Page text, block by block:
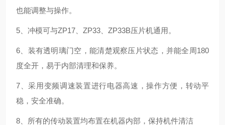
也能调整与操作。
5、冲模可与ZP17、ZP33、ZP33B压片机通用。
6、装有透明璃门空，能清楚观察压片状态，并能全周180
度全开，易于内部清理和保养。
7、采用变频调速装置进行电器高速，操作方便，转动平
稳，安全准确。
8、所有的传动装置均布置在机器内部，保持机件清洁